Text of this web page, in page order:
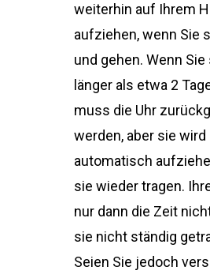
weiterhin auf Ihrem
aufziehen, wenn Sie
und gehen. Wenn
länger als etwa 2
muss die Uhr
werden, aber sie wird
automatisch
sie wieder tragen.
nur dann die Zeit
sie nicht ständig
Seien Sie jedoch